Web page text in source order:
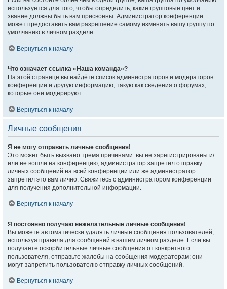
используется для того, чтобы определить, какие групповые цвет и
звание должны быть вам присвоены. Администратор конференции
может предоставить вам разрешение самому изменять вашу группу по
умолчанию в личном разделе.
Вернуться к началу
Что означает ссылка «Наша команда»?
На этой странице вы найдёте список администраторов и модераторов
конференции и другую информацию, такую как сведения о форумах,
которые они модерируют.
Вернуться к началу
Личные сообщения
Я не могу отправить личные сообщения!
Это может быть вызвано тремя причинами: вы не зарегистрированы и/
или не вошли на конференцию, администратор запретил отправку
личных сообщений на всей конференции или же администратор
запретил это вам лично. Свяжитесь с администратором конференции
для получения дополнительной информации.
Вернуться к началу
Я постоянно получаю нежелательные личные сообщения!
Вы можете автоматически удалять личные сообщения пользователей,
используя правила для сообщений в вашем личном разделе. Если вы
получаете оскорбительные личные сообщения от конкретного
пользователя, отправьте жалобы на сообщения модераторам; они
могут запретить пользователю отправку личных сообщений.
Вернуться к началу